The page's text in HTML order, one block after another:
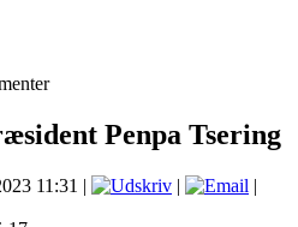
Penpa Tsering
11:31 | |
|